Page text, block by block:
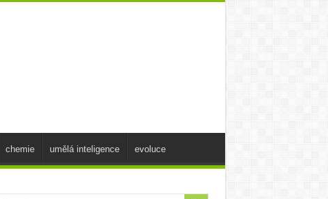
chemie umělá inteligence evoluce